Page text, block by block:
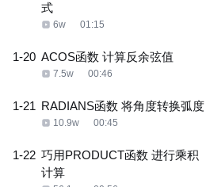
式
6w 01:15
1-20 ACOS函数 计算反余弦值
7.5w 00:46
1-21 RADIANS函数 将角度转换弧度
10.9w 00:45
1-22 巧用PRODUCT函数 进行乘积
计算